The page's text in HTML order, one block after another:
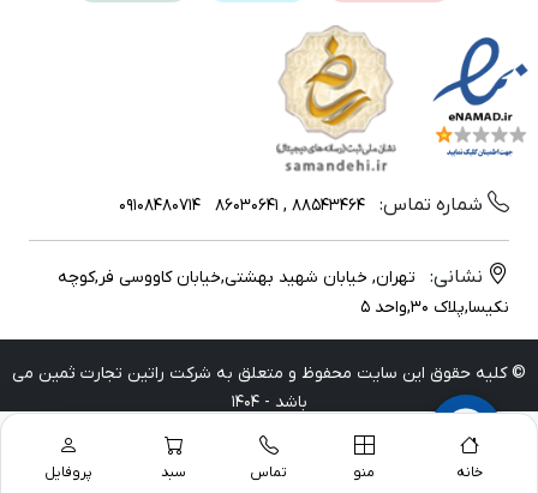
خانه منو تماس سبد پروفایل
شماره تماس: 88543464 , 86030641
09108480714
نشانی:
تهران, خیابان شهید بهشتی,خیابان کاووسی فر,کوچه
نکیسا,پلاک 30,واحد 5
© کلیه حقوق این سایت محفوظ و متعلق به شرکت راتین تجارت ثمین می
باشد - 1404